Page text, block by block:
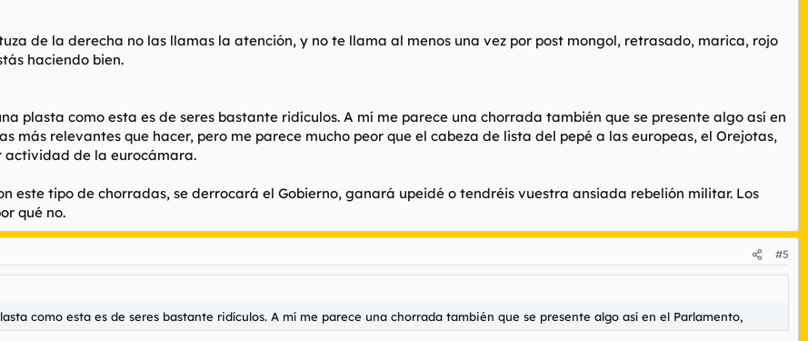
de la derecha no las llamas la atención, y no te llama al menos una vez por post mongol, retrasado, marica, rojo
haciendo bien.
plasta como esta es de seres bastante ridículos. A mí me parece una chorrada también que se presente algo así en
más relevantes que hacer, pero me parece mucho peor que el cabeza de lista del pepé a las europeas, el Orejotas,
actividad de la eurocámara.
este tipo de chorradas, se derrocará el Gobierno, ganará upeidé o tendréis vuestra ansiada rebelión militar. Los
qué no.
#5
como esta es de seres bastante ridículos. A mí me parece una chorrada también que se presente algo así en el Parlamento,